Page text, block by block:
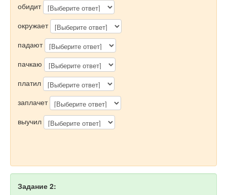
обидит
окружает
падают
пачкаю
платил
заплачет
выучил
Задание 2: